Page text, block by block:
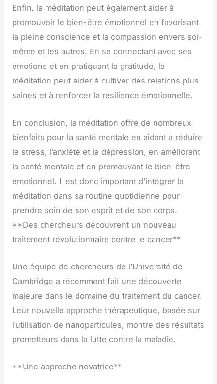
Enfin, la méditation peut également aider à
promouvoir le bien-être émotionnel en favorisant
la pleine conscience et la compassion envers soi-
même et les autres. En se connectant avec ses
émotions et en pratiquant la gratitude, la
méditation peut aider à cultiver des relations plus
saines et à renforcer la résilience émotionnelle.
En conclusion, la méditation offre de nombreux
bienfaits pour la santé mentale en aidant à réduire
le stress, l’anxiété et la dépression, en améliorant
la santé mentale et en promouvant le bien-être
émotionnel. Il est donc important d’intégrer la
méditation dans sa routine quotidienne pour
prendre soin de son esprit et de son corps.
**Des chercheurs découvrent un nouveau
traitement révolutionnaire contre le cancer**
Une équipe de chercheurs de l’Université de
Cambridge a récemment fait une découverte
majeure dans le domaine du traitement du cancer.
Leur nouvelle approche thérapeutique, basée sur
l’utilisation de nanoparticules, montre des résultats
prometteurs dans la lutte contre la maladie.
**Une approche novatrice**